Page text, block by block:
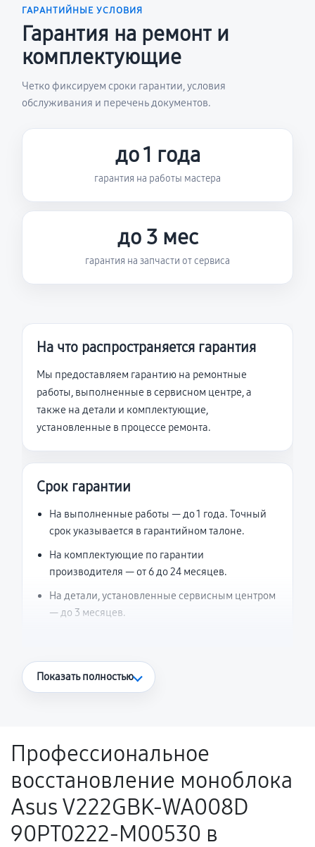
ГАРАНТИЙНЫЕ УСЛОВИЯ
Гарантия на ремонт и
комплектующие
Четко фиксируем сроки гарантии, условия
обслуживания и перечень документов.
до 1 года
гарантия на работы мастера
до 3 мес
гарантия на запчасти от сервиса
На что распространяется гарантия
Мы предоставляем гарантию на ремонтные
работы, выполненные в сервисном центре, а
также на детали и комплектующие,
установленные в процессе ремонта.
Срок гарантии
На выполненные работы — до 1 года. Точный
срок указывается в гарантийном талоне.
На комплектующие по гарантии
производителя — от 6 до 24 месяцев.
На детали, установленные сервисным центром
— до 3 месяцев.
Что считается гарантийным случаем
Поломка установленной детали при
нормальной эксплуатации в течение
гарантийного срока.
Несоответствие комплектующей заявленным
техническим характеристикам.
Показать полностью
Профессиональное
восстановление моноблока
Asus V222GBK-WA008D
90PT0222-M00530 в